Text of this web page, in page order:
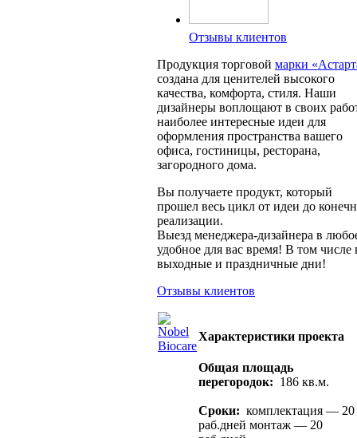
Отзывы клиентов
Продукция торговой марки
создана для ценителей высокого
качества, комфорта, стиля. Наши
дизайнеры воплощают в своих
наиболее интересные идеи для
оформления пространства вашего
офиса, гостиницы, ресторана,
загородного дома.
Вы получаете продукт, который
прошел весь цикл от идеи до
реализации.
Выезд менеджера-дизайнера в
удобное для вас время! В том числе
выходные и праздничные дни!
Отзывы клиентов
Характеристики проекта
Общая площадь
перегородок: 186 кв.м.
Сроки: комплектация — 20
раб.дней монтаж — 20